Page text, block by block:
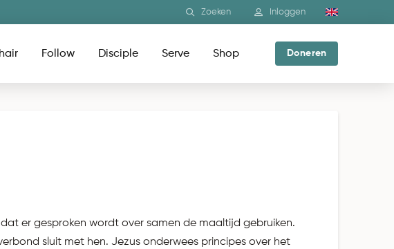
Zoeken Inloggen
Follow Disciple Serve Shop Doneren
er gesproken wordt over samen de maaltijd gebruiken.
sluit met hen. Jezus onderwees principes over het